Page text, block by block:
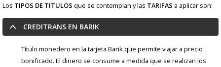
Los TIPOS DE TITULOS que se contemplan y las TARIFAS a aplicar son:
CREDITRANS EN BARIK
Título monedero en la tarjeta Barik que permite viajar a precio
bonificado. El dinero se consume a medida que se realizan los